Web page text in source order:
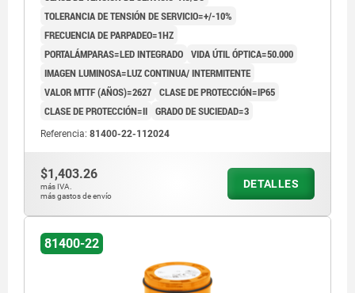
TOLERANCIA DE TENSIÓN DE SERVICIO=+/-10%
FRECUENCIA DE PARPADEO=1HZ
PORTALÁMPARAS=LED INTEGRADO VIDA ÚTIL ÓPTICA=50.000
IMAGEN LUMINOSA=LUZ CONTINUA/ INTERMITENTE
VALOR MTTF (AÑOS)=2627 CLASE DE PROTECCIÓN=IP65
CLASE DE PROTECCIÓN=II GRADO DE SUCIEDAD=3
Referencia: 81400-22-112024
$1,403.26
más IVA.
más gastos de envío
DETALLES
81400-22